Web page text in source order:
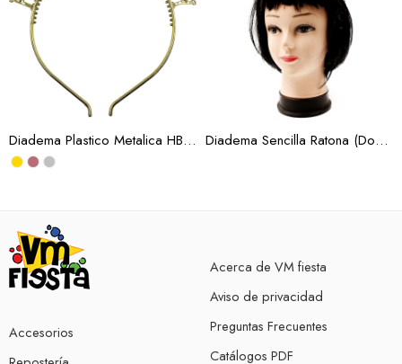
Diadema Plastico Metalica HBD 3 Colores (Docena)
Oro Rosa
Plata
Diadema Sencilla Ratona (Docena)
Accesorios
Acerca de VM fiesta
Aviso de privacidad
Preguntas Frecuentes
Catálogos PDF